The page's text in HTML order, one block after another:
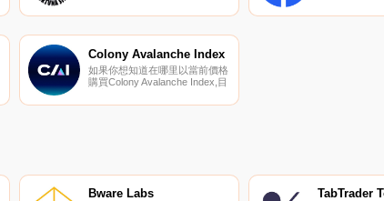
Token]股票的頂級加密貨幣交易
表.
KuCoin、
Colony Avalanche Index
如果你想知道在哪里以當前價格
購買Colony Avalanche Index,目
Index]股票的頂級加密貨幣交易
Bware Labs TabTrader